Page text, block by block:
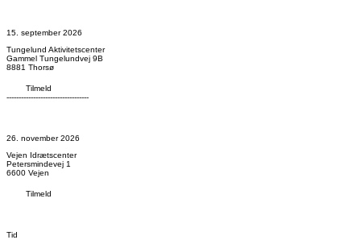
15. september 2026
Tungelund Aktivitetscenter
Gammel Tungelundvej 9B
8881 Thorsø
Tilmeld
----------------------------------
26. november 2026
Vejen Idrætscenter
Petersmindevej 1
6600 Vejen
Tilmeld
Tid